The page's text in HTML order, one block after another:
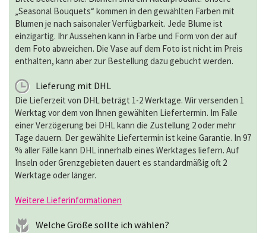
„Seasonal Bouquets“ kommen in den gewählten Farben mit
Blumen je nach saisonaler Verfügbarkeit. Jede Blume ist
einzigartig. Ihr Aussehen kann in Farbe und Form von der auf
dem Foto abweichen. Die Vase auf dem Foto ist nicht im Preis
enthalten, kann aber zur Bestellung dazu gebucht werden.
Lieferung mit DHL
Die Lieferzeit von DHL beträgt 1-2 Werktage. Wir versenden 1
Werktag vor dem von Ihnen gewählten Liefertermin. Im Falle
einer Verzögerung bei DHL kann die Zustellung 2 oder mehr
Tage dauern. Der gewählte Liefertermin ist keine Garantie. In 97
% aller Fälle kann DHL innerhalb eines Werktages liefern. Auf
Inseln oder Grenzgebieten dauert es standardmäßig oft 2
Werktage oder länger.
Weitere Lieferinformationen
Welche Größe sollte ich wählen?